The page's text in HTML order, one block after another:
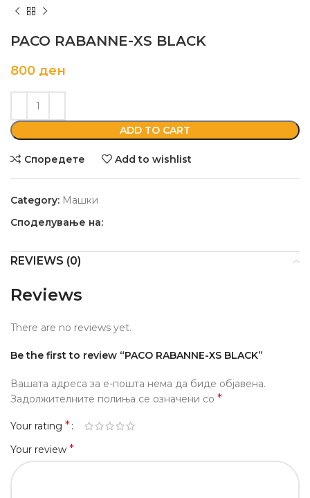
PACO RABANNE-XS BLACK
800 ден
ADD TO CART
Споредете Add to wishlist
Category: Машки
Споделување на:
REVIEWS (0)
Reviews
There are no reviews yet.
Be the first to review “PACO RABANNE-XS BLACK”
Вашата адреса за е-пошта нема да биде објавена.
Задолжителните полиња се означени со *
Your rating *
Your review *